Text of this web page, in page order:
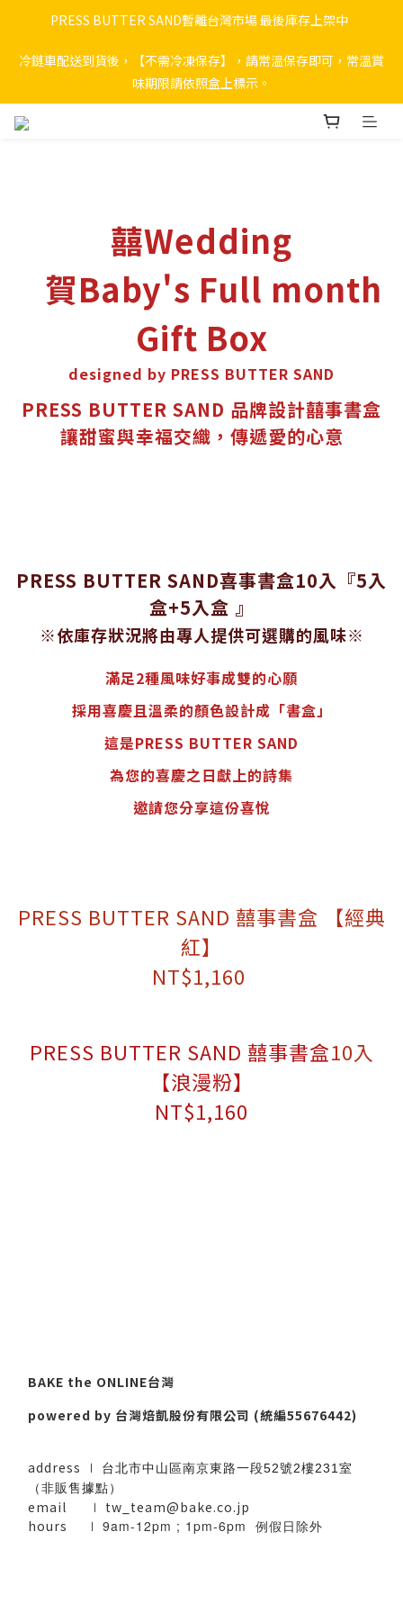
PRESS BUTTER SAND暫離台灣市場 最後庫存上架中
冷鏈車配送到貨後，【不需冷凍保存】，請常溫保存即可，常溫賞
味期限請依照盒上標示。
囍Wedding
賀Baby's Full month
Gift Box
designed by PRESS BUTTER SAND
PRESS BUTTER SAND 品牌設計囍事書盒
讓甜蜜與幸福交織，傳遞愛的心意
PRESS BUTTER SAND喜事書盒10入『5入
盒+5入盒 』
※依庫存狀況將由專人提供可選購的風味※
滿足2種風味好事成雙的心願
採用喜慶且溫柔的顏色設計成「書盒」
這是PRESS BUTTER SAND
為您的喜慶之日獻上的詩集
邀請您分享這份喜悅
PRESS BUTTER SAND 囍事書盒 【經典
紅】
NT$1,160
PRESS BUTTER SAND 囍事書盒10入
【浪漫粉】
NT$1,160
BAKE the ONLINE台灣
powered by 台灣焙凱股份有限公司 (統編55676442)
address ∣
台北市中山區南京東路一段52號2樓231室
（非販售據點）
email ∣ tw_team@bake.co.jp
hours ∣ 9am-12pm ; 1pm-6pm 例假日除外